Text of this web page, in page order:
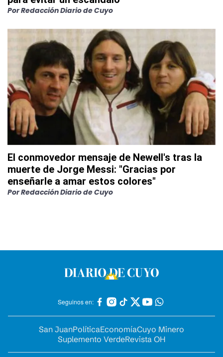
PorRedacción Diario de Cuyo
El conmovedor mensaje de Newell's tras la
muerte de Jorge Messi: "Gracias por
enseñarle a amar estos colores"
PorRedacción Diario de Cuyo
Seguinos en:
San JuanPolíticaEconomíaCuyo Minero
Suplemento VerdeRevista OH